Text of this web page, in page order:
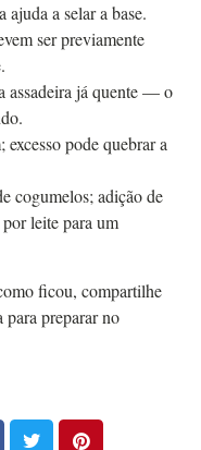
a selar a base.
ser previamente
assadeira já quente — o
pode quebrar a
cogumelos; adição de
leite para um
ficou, compartilhe
para preparar no